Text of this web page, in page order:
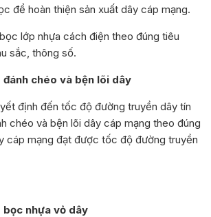
để hoàn thiện sản xuất dây cáp mạng.
lớp nhựa cách điện theo đúng tiêu
sắc, thông số.
đánh chéo và bện lõi dây
định đến tốc độ đường truyền dây tín
chéo và bện lõi dây cáp mạng theo đúng
cáp mạng đạt được tốc độ đường truyền
bọc nhựa vỏ dây